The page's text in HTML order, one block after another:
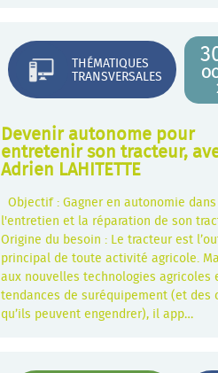
THÉMATIQUES
TRANSVERSALES
Devenir autonome pour
entretenir son tracteur,
Adrien LAHITETTE
Objectif : Gagner en autonomie dans
l'entretien et la réparation de son
Origine du besoin : Le tracteur est
principal de toute activité agricole.
aux nouvelles technologies agricoles
tendances de suréquipement (et des
qu’ils peuvent engendrer), il app…